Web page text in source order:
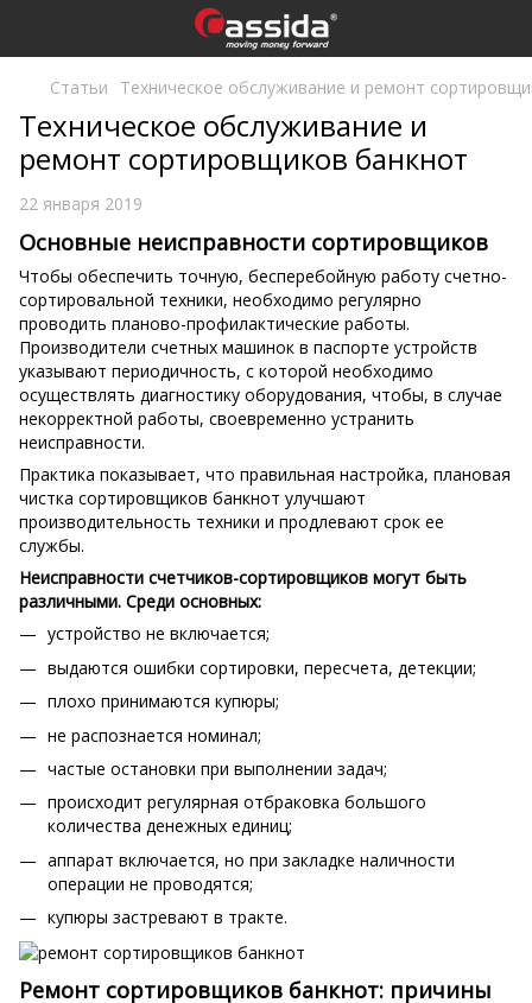
Статьи Техническое обслуживание и ремонт
Техническое обслуживание и
ремонт сортировщиков банкнот
22 января 2019
Основные неисправности сортировщиков
Чтобы обеспечить точную, бесперебойную работу счетно-
сортировальной техники, необходимо регулярно
проводить планово-профилактические работы.
Производители счетных машинок в паспорте устройств
указывают периодичность, с которой необходимо
осуществлять диагностику оборудования, чтобы, в случае
некорректной работы, своевременно устранить
неисправности.
Практика показывает, что правильная настройка, плановая
чистка сортировщиков банкнот улучшают
производительность техники и продлевают срок ее
службы.
Неисправности счетчиков-сортировщиков могут быть
различными. Среди основных:
устройство не включается;
выдаются ошибки сортировки, пересчета, детекции;
плохо принимаются купюры;
не распознается номинал;
частые остановки при выполнении задач;
происходит регулярная отбраковка большого
количества денежных единиц;
аппарат включается, но при закладке наличности
операции не проводятся;
купюры застревают в тракте.
Ремонт сортировщиков банкнот: причины